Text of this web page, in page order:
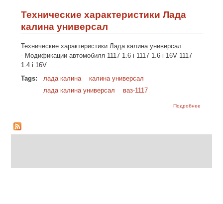
Технические характеристики Лада
калина универсал
Технические характеристики Лада калина универсал
- Модификации автомобиля 1117 1.6 i 1117 1.6 i 16V 1117
1.4 i 16V
Tags:
лада калина
калина универсал
лада калина универсал
ваз-1117
Подробнее